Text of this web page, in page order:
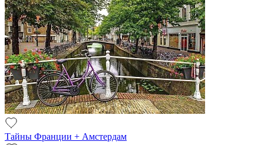
Тайны Франции + Амстердам